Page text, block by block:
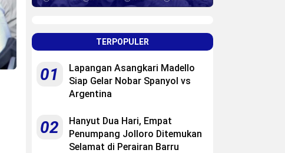
TERPOPULER
01
Lapangan Asangkari Madello
Siap Gelar Nobar Spanyol vs
Argentina
02
Hanyut Dua Hari, Empat
Penumpang Jolloro Ditemukan
Selamat di Perairan Barru